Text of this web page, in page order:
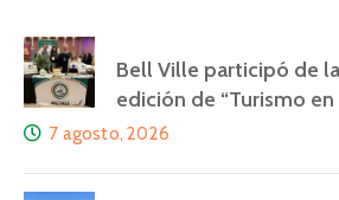
Bell Ville participó de
edición de “Turismo en
7 agosto, 2026